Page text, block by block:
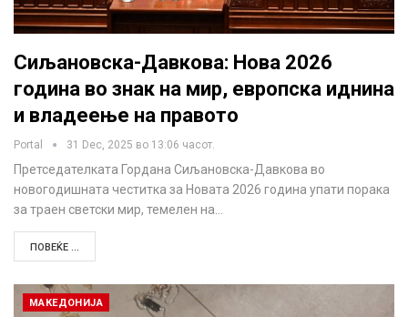
Сиљановска-Давкова: Нова 2026
година во знак на мир, европска иднина
и владеење на правото
Portal 31 Dec, 2025 во 13:06 часот.
Претседателката Гордана Сиљановска-Давкова во
новогодишната честитка за Новата 2026 година упати порака
за траен светски мир, темелен на…
ПОВЕЌЕ ...
МАКЕДОНИЈА